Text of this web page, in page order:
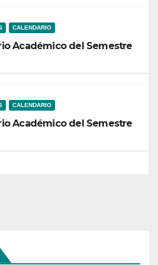
CALENDARIO
Académico del Semestre
CALENDARIO
Académico del Semestre